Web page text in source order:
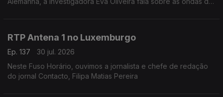
RTP Antena 1 no Luxemburgo
Ep. 137
30 jul. 2026
Neste Fuso Horário, ouvimos a jornalista e chefe de redação
do jornal Contacto, Filipa Matias Pereira